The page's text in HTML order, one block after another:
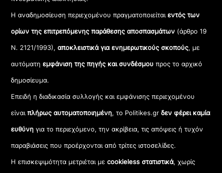
Η αναδημοσίευση περιεχομένου πραγματοποιείταιεντός των
ορίων της επιτρεπόμενης παράθεσης αποσπασμάτων (άρθρο 19
Ν. 2121/1993), αποκλειστικά για ενημερωτικούς σκοπούς, με
αυτόματηεμφάνιση της πηγής και συνδέσμου προς το αρχικό
δημοσίευμα.
Επειδή η διαδικασία συλλογής και εμφάνισης περιεχομένου
είναιπλήρως αυτοματοποιημένη, το Politikes.grδεν φέρει καμία
ευθύνη για το περιεχόμενο, την ακρίβεια, τις απόψεις ή τυχόν
παραβιάσεις που προέρχονται από τρίτες ιστοσελίδες.
Η επισκεψιμότητα μετριέται μεcookieless στατιστικά, χωρίς